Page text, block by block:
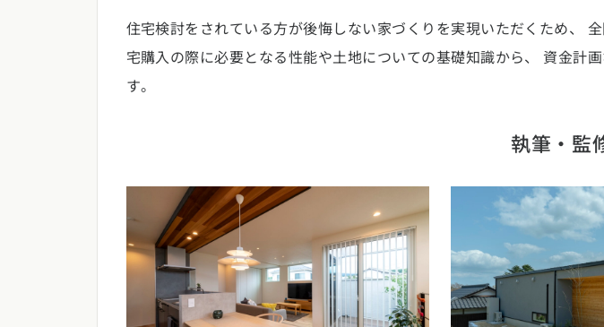
住宅検討をされている方が後悔しない家づくりを実現いただくため、
宅購入の際に必要となる性能や土地についての基礎知識から、 資金計
す。
執筆・監